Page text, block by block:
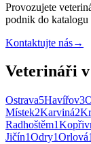
Provozujete
podnik do
Kontaktujte nás→
Veterináři
Ostrava5Havířov3
Místek2Karviná2
Radhoštěm1
Jičín1Odry1Orlová1